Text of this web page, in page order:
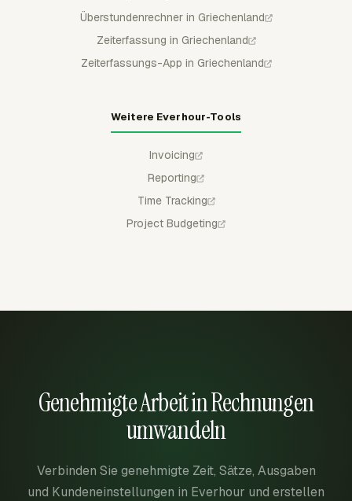
Überstundenrechner in Griechenland
Zeiterfassung in Griechenland
Zeiterfassungs-App in Griechenland
Weitere Everhour-Tools
Invoicing
Reporting
Time Tracking
Project Budgeting
Genehmigte Arbeit in Rechnungen
umwandeln
Verbinden Sie genehmigte Zeit, Sätze, Ausgaben
und Kundeneinstellungen in Everhour und erstellen